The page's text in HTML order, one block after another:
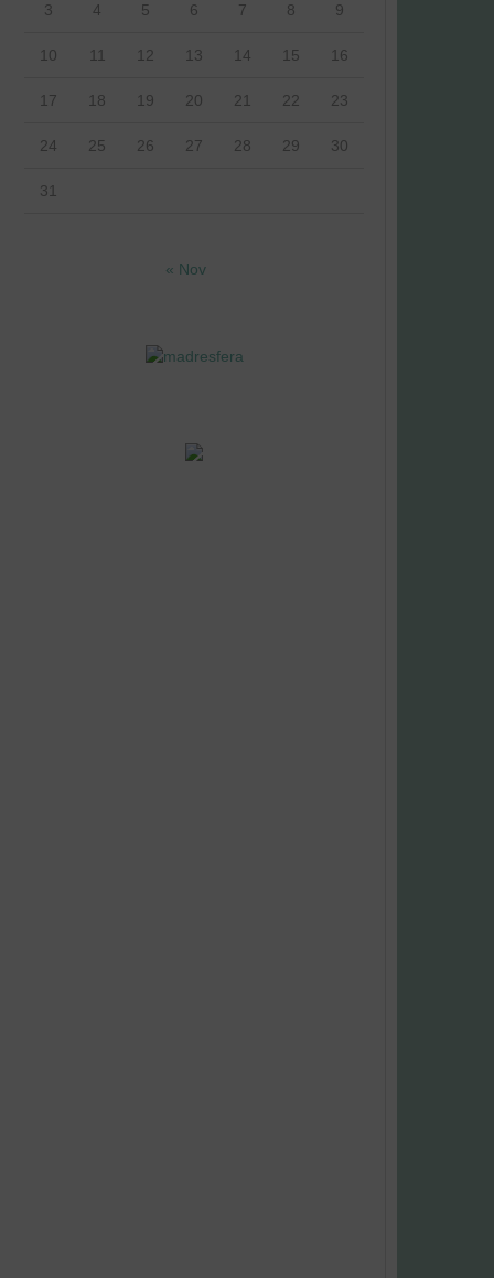
3 4 5 6 7 8 9
10 11 12 13 14 15 16
17 18 19 20 21 22 23
24 25 26 27 28 29 30
31
« Nov